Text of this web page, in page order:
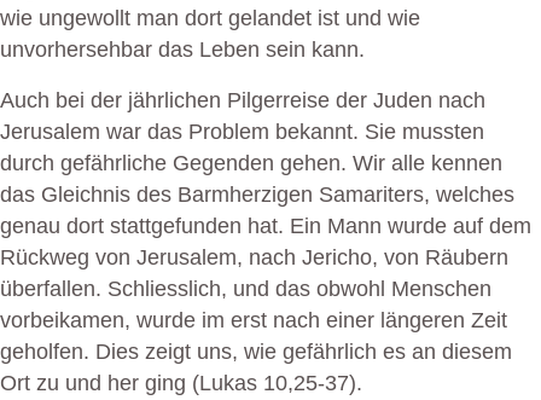
wie ungewollt man dort gelandet ist und wie
unvorhersehbar das Leben sein kann.
Auch bei der jährlichen Pilgerreise der Juden nach
Jerusalem war das Problem bekannt. Sie mussten
durch gefährliche Gegenden gehen. Wir alle kennen
das Gleichnis des Barmherzigen Samariters, welches
genau dort stattgefunden hat. Ein Mann wurde auf dem
Rückweg von Jerusalem, nach Jericho, von Räubern
überfallen. Schliesslich, und das obwohl Menschen
vorbeikamen, wurde im erst nach einer längeren Zeit
geholfen. Dies zeigt uns, wie gefährlich es an diesem
Ort zu und her ging (Lukas 10,25-37).